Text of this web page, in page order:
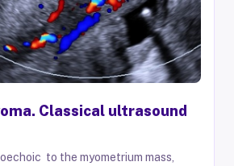
Classical ultrasound
to the myometrium mass,